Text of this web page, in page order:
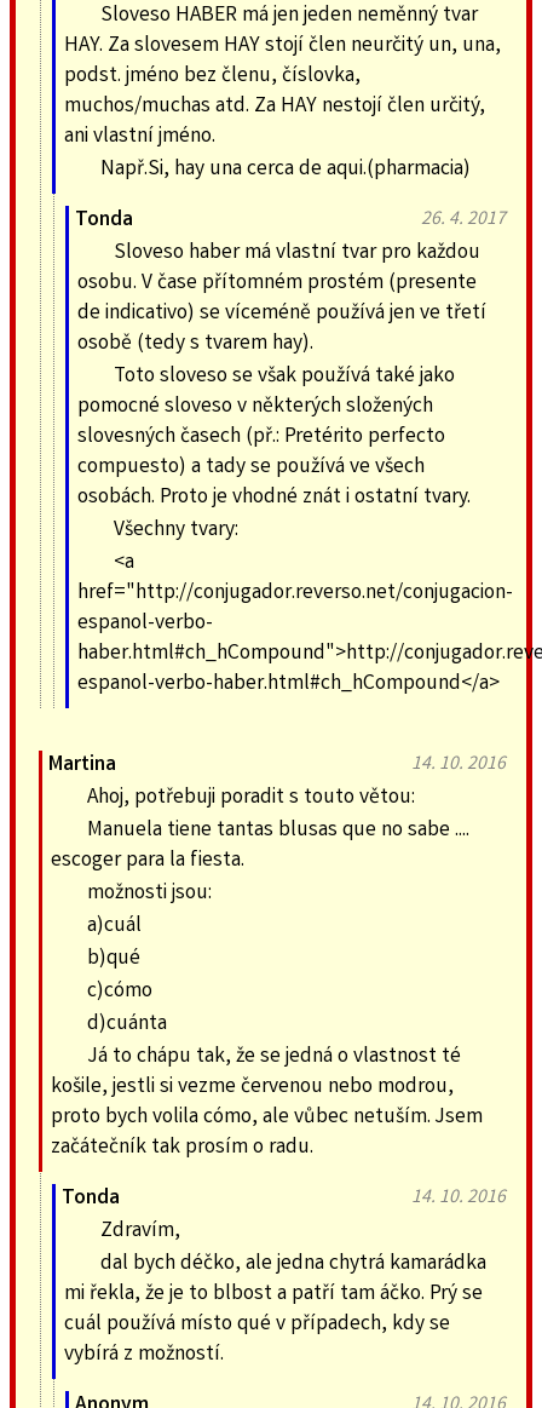
Sloveso HABER má jen jeden neměnný tvar
HAY. Za slovesem HAY stojí člen neurčitý un, una,
podst. jméno bez členu, číslovka,
muchos/muchas atd. Za HAY nestojí člen určitý,
ani vlastní jméno.
Např.Si, hay una cerca de aqui.(pharmacia)
Tonda
26. 4. 2017
Sloveso haber má vlastní tvar pro každou
osobu. V čase přítomném prostém (presente
de indicativo) se víceméně používá jen ve třetí
osobě (tedy s tvarem hay).
Toto sloveso se však používá také jako
pomocné sloveso v některých složených
slovesných časech (př.: Pretérito perfecto
compuesto) a tady se používá ve všech
osobách. Proto je vhodné znát i ostatní tvary.
Všechny tvary:
<a
href="http://conjugador.reverso.net/conjugacion-
espanol-verbo-
haber.html#ch_hCompound">http://
espanol-verbo-haber.html#ch_hCompound</a>
Martina 14. 10. 2016
Ahoj, potřebuji poradit s touto větou:
Manuela tiene tantas blusas que no sabe ....
escoger para la fiesta.
možnosti jsou:
a)cuál
b)qué
c)cómo
d)cuánta
Já to chápu tak, že se jedná o vlastnost té
košile, jestli si vezme červenou nebo modrou,
proto bych volila cómo, ale vůbec netuším. Jsem
začátečník tak prosím o radu.
Tonda
14. 10. 2016
Zdravím,
dal bych déčko, ale jedna chytrá kamarádka
mi řekla, že je to blbost a patří tam áčko. Prý se
cuál používá místo qué v případech, kdy se
vybírá z možností.